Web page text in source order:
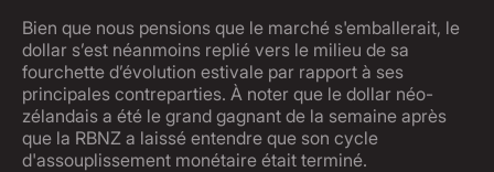
Bien que nous pensions que le marché s'emballerait, le
dollar s’est néanmoins replié vers le milieu de sa
fourchette d’évolution estivale par rapport à ses
principales contreparties. À noter que le dollar néo-
zélandais a été le grand gagnant de la semaine après
que la RBNZ a laissé entendre que son cycle
d'assouplissement monétaire était terminé.